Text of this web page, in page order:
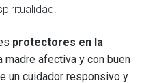
protectores en la
madre afectiva y con buen
un cuidador responsivo y